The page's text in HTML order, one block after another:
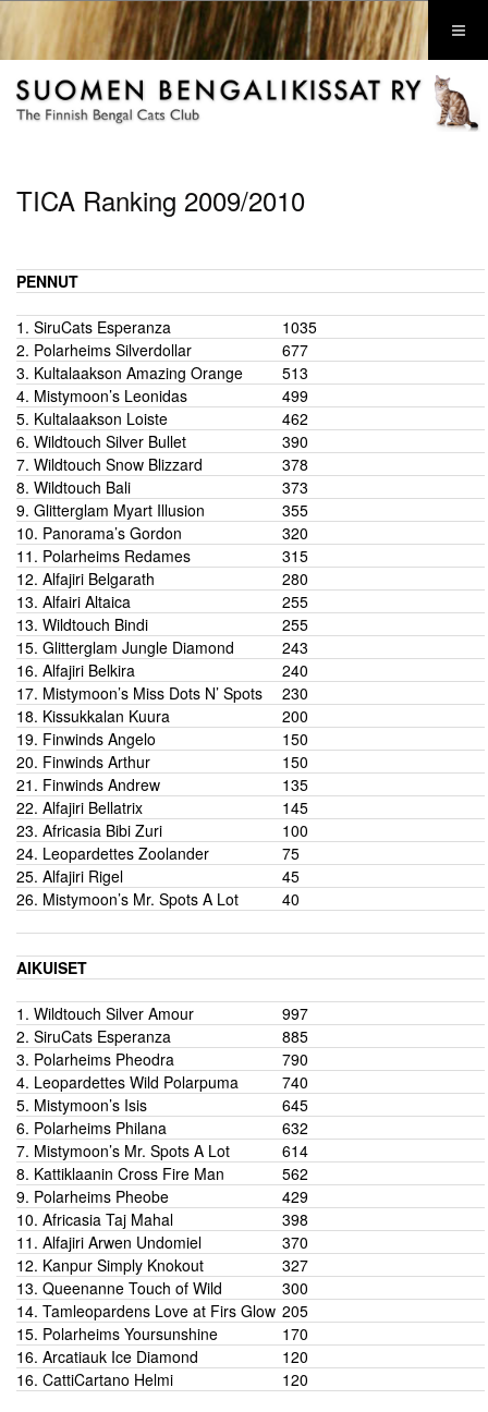
TICA Ranking 2009/2010
PENNUT
1. SiruCats Esperanza
1035
2. Polarheims Silverdollar
677
3. Kultalaakson Amazing Orange
513
4. Mistymoon’s Leonidas
499
5. Kultalaakson Loiste
462
6. Wildtouch Silver Bullet
390
7. Wildtouch Snow Blizzard
378
8. Wildtouch Bali
373
9. Glitterglam Myart Illusion
355
10. Panorama’s Gordon
320
11. Polarheims Redames
315
12. Alfajiri Belgarath
280
13. Alfairi Altaica
255
13. Wildtouch Bindi
255
15. Glitterglam Jungle Diamond
243
16. Alfajiri Belkira
240
17. Mistymoon’s Miss Dots N’ Spots
230
18. Kissukkalan Kuura
200
19. Finwinds Angelo
150
20. Finwinds Arthur
150
21. Finwinds Andrew
135
22. Alfajiri Bellatrix
145
23. Africasia Bibi Zuri
100
24. Leopardettes Zoolander
75
25. Alfajiri Rigel
45
26. Mistymoon’s Mr. Spots A Lot
40
AIKUISET
1. Wildtouch Silver Amour
997
2. SiruCats Esperanza
885
3. Polarheims Pheodra
790
4. Leopardettes Wild Polarpuma
740
5. Mistymoon’s Isis
645
6. Polarheims Philana
632
7. Mistymoon’s Mr. Spots A Lot
614
8. Kattiklaanin Cross Fire Man
562
9. Polarheims Pheobe
429
10. Africasia Taj Mahal
398
11. Alfajiri Arwen Undomiel
370
12. Kanpur Simply Knokout
327
13. Queenanne Touch of Wild
300
14. Tamleopardens Love at Firs Glow 205
15. Polarheims Yoursunshine
170
16. Arcatiauk Ice Diamond
120
16. CattiCartano Helmi
120